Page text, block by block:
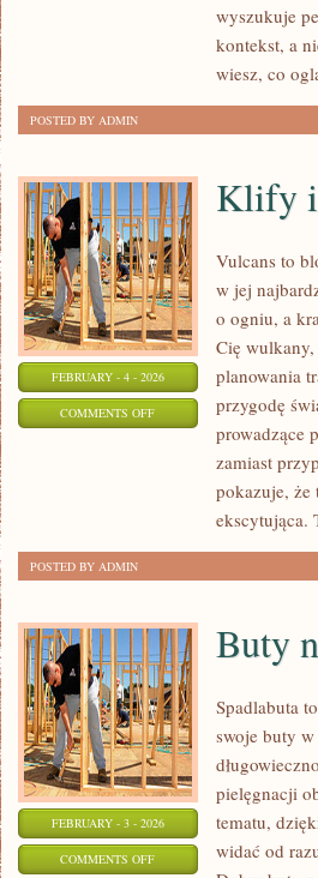
wyszukuje
kontekst, a
wiesz, co
POSTED BY ADMIN
FEBRUARY - 4 - 2026
COMMENTS OFFON
WYBRZEŻA
Klify i
Vulcans to
w jej
o ogniu, a
Cię
planowania
przygodę
prowadzące
zamiast
pokazuje, że
ekscytująca.
POSTED BY ADMIN
FEBRUARY - 3 - 2026
COMMENTS OFFON
Buty
Spadlabuta
swoje buty
pielęgnacji
tematu,
widać od